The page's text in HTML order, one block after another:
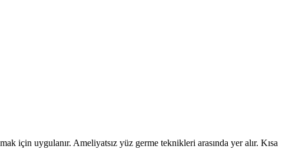
için uygulanır. Ameliyatsız yüz germe teknikleri arasında yer alır. Kısa